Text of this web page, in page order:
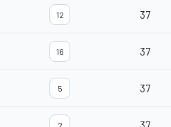
12 37
16 37
5 37
2